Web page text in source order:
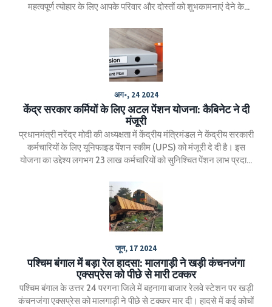
महत्वपूर्ण त्योहार के लिए आपके परिवार और दोस्तों को शुभकामनाएं देने के
अग॰, 24 2024
केंद्र सरकार कर्मियों के लिए अटल पेंशन योजना: कैबिनेट ने दी
मंजूरी
प्रधानमंत्री नरेंद्र मोदी की अध्यक्षता में केंद्रीय मंत्रिमंडल ने केंद्रीय सरकारी
कर्मचारियों के लिए यूनिफाइड पेंशन स्कीम (UPS) को मंजूरी दे दी है। इस
योजना का उद्देश्य लगभग 23 लाख कर्मचारियों को सुनिश्चित पेंशन लाभ प्रदान
पेंशन प्रणाली के सब्सक्राइबर्स को भी शामिल किया जाएगा।
जून, 17 2024
पश्चिम बंगाल में बड़ा रेल हादसा: मालगाड़ी ने खड़ी कंचनजंगा
एक्सप्रेस को पीछे से मारी टक्कर
पश्चिम बंगाल के उत्तर 24 परगना जिले में बहनागा बाजार रेलवे स्टेशन पर खड़ी
कंचनजंगा एक्सप्रेस को मालगाड़ी ने पीछे से टक्कर मार दी। हादसे में कई कोचों